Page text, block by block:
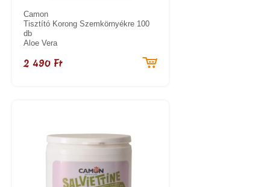
Camon
Tisztító Korong Szemkörnyékre 100
db
Aloe Vera
2 490 Ft